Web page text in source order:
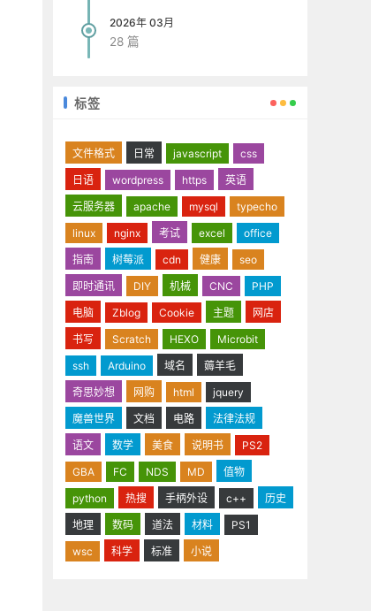
2026年 03月
28 篇
标签
文件格式 日常 javascript
css
日语
wordpress https
英语
云服务器
apache mysql
typecho
linux
nginx 考试 excel
office
指南
树莓派 cdn 健康
seo
即时通讯
DIY 机械 CNC
PHP
电脑
Zblog Cookie 主题
网店
书写
Scratch HEXO
Microbit
ssh
Arduino 域名
薅羊毛
奇思妙想
网购 html
jquery
魔兽世界
文档 电路
法律法规
语文
数学 美食 说明书
PS2
GBA
FC NDS MD
值物
python
热搜 手柄外设 c++
历史
地理
数码 道法 材料
PS1
wsc
科学 标准 小说